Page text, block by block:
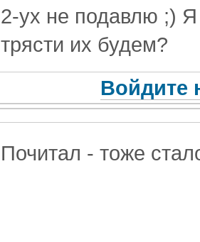
2-ух не подавлю ;) Я
трясти их будем?
Войдите
Почитал - тоже